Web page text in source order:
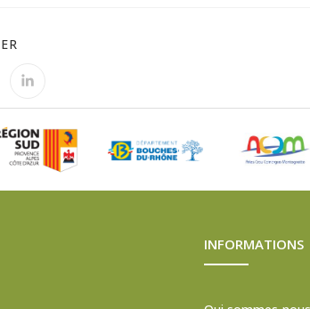
INFORMATIONS